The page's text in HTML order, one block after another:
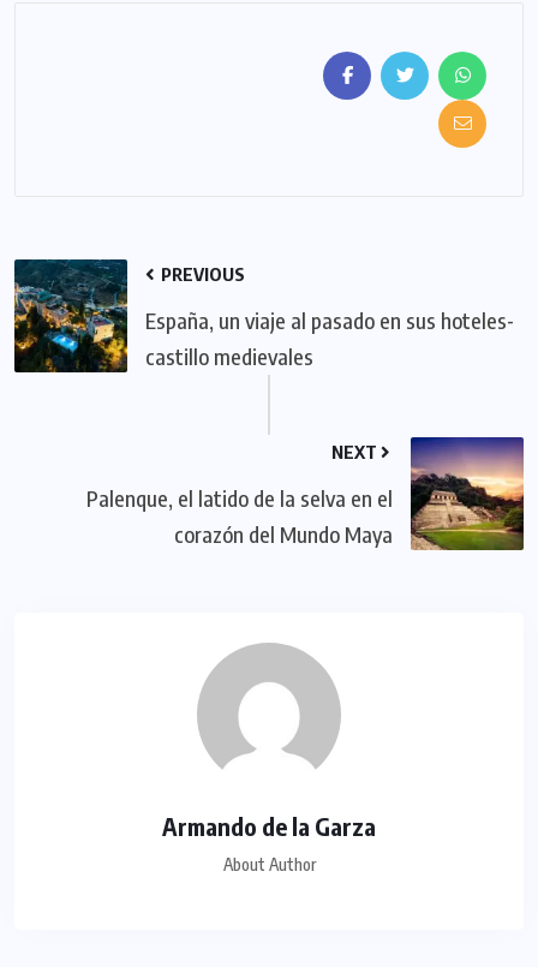
PREVIOUS
España, un viaje al pasado en sus hoteles-
castillo medievales
NEXT
Palenque, el latido de la selva en el
corazón del Mundo Maya
Armando de la Garza
About Author